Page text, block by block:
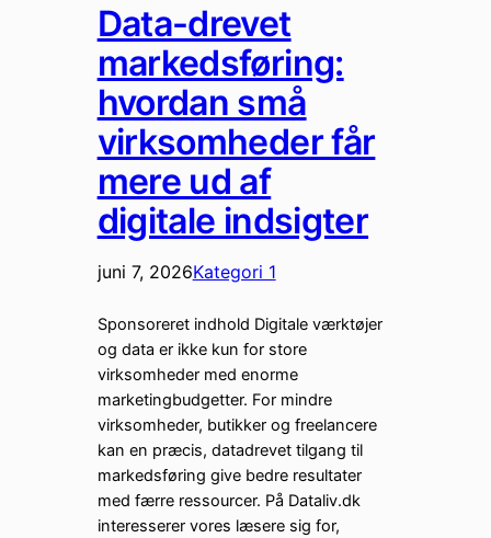
Data-drevet
markedsføring:
hvordan små
virksomheder får
mere ud af
digitale indsigter
juni 7, 2026Kategori 1
Sponsoreret indhold Digitale værktøjer
og data er ikke kun for store
virksomheder med enorme
marketingbudgetter. For mindre
virksomheder, butikker og freelancere
kan en præcis, datadrevet tilgang til
markedsføring give bedre resultater
med færre ressourcer. På Dataliv.dk
interesserer vores læsere sig for,